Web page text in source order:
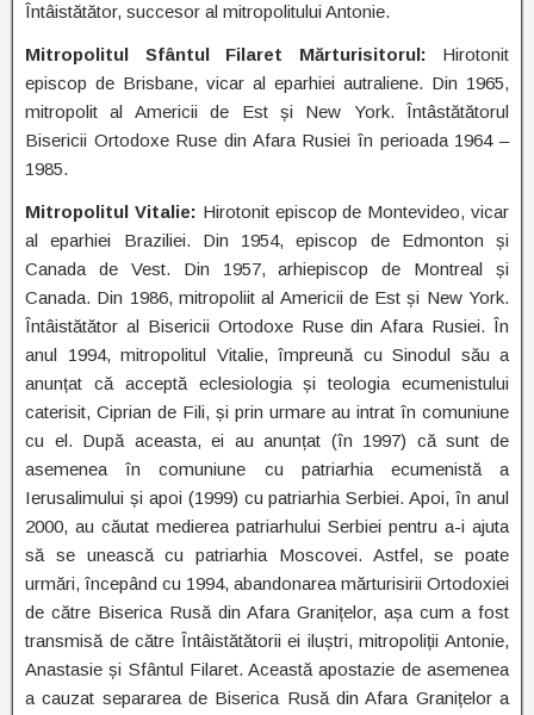
Întâistătător, succesor al mitropolitului Antonie.
Mitropolitul Sfântul Filaret Mărturisitorul: Hirotonit
episcop de Brisbane, vicar al eparhiei autraliene. Din 1965,
mitropolit al Americii de Est și New York. Întâstătătorul
Bisericii Ortodoxe Ruse din Afara Rusiei în perioada 1964 –
1985.
Mitropolitul Vitalie: Hirotonit episcop de Montevideo, vicar
al eparhiei Braziliei. Din 1954, episcop de Edmonton și
Canada de Vest. Din 1957, arhiepiscop de Montreal și
Canada. Din 1986, mitropoliit al Americii de Est și New York.
Întâistătător al Bisericii Ortodoxe Ruse din Afara Rusiei. În
anul 1994, mitropolitul Vitalie, împreună cu Sinodul său a
anunțat că acceptă eclesiologia și teologia ecumenistului
caterisit, Ciprian de Fili, și prin urmare au intrat în comuniune
cu el. După aceasta, ei au anunțat (în 1997) că sunt de
asemenea în comuniune cu patriarhia ecumenistă a
Ierusalimului și apoi (1999) cu patriarhia Serbiei. Apoi, în anul
2000, au căutat medierea patriarhului Serbiei pentru a-i ajuta
să se unească cu patriarhia Moscovei. Astfel, se poate
urmări, începând cu 1994, abandonarea mărturisirii Ortodoxiei
de către Biserica Rusă din Afara Granițelor, așa cum a fost
transmisă de către Întâistătătorii ei iluștri, mitropoliții Antonie,
Anastasie și Sfântul Filaret. Această apostazie de asemenea
a cauzat separarea de Biserica Rusă din Afara Granițelor a